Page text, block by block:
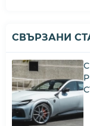
СВЪРЗАНИ